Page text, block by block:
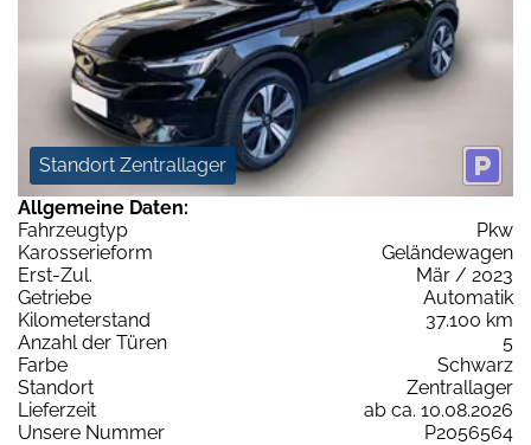
Standort Zentrallager
Allgemeine Daten:
Fahrzeugtyp
Pkw
Karosserieform
Geländewagen
Erst-Zul.
Mär / 2023
Getriebe
Automatik
Kilometerstand
37.100 km
Anzahl der Türen
5
Farbe
Schwarz
Standort
Zentrallager
Lieferzeit
ab ca. 10.08.2026
Unsere Nummer
P2056564